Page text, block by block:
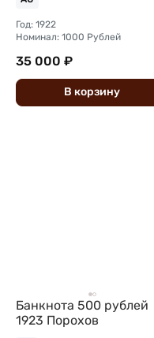
Год: 1922
Номинал: 1000 Рублей
35 000 ₽
В корзину
Банкнота 500 рублей
1923 Порохов